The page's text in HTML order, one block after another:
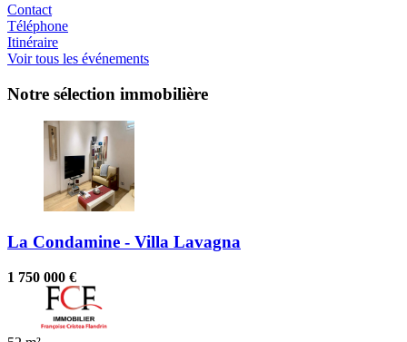
Contact
Téléphone
Itinéraire
Voir tous les événements
Notre sélection immobilière
La Condamine - Villa Lavagna
1 750 000 €